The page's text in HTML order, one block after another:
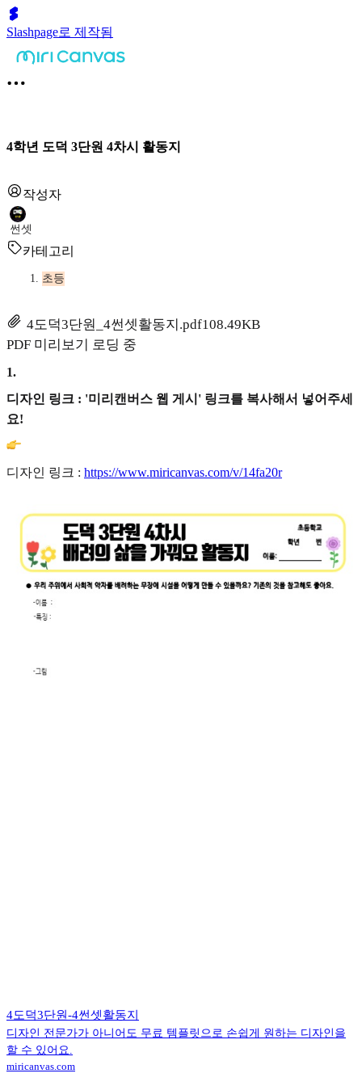
Slashpage로 제작됨
4학년 도덕 3단원 4차시 활동지
작성자
썬셋
카테고리
초등
4도덕3단원_4썬셋활동지.pdf108.49KB
PDF 미리보기 로딩 중
1.
디자인 링크 : '미리캔버스 웹 게시' 링크를 복사해서 넣어주세
요!
디자인 링크 : https://www.miricanvas.com/v/14fa20r
4도덕3단원-4썬셋활동지
디자인 전문가가 아니어도 무료 템플릿으로 손쉽게 원하는 디자인을
할 수 있어요.
miricanvas.com